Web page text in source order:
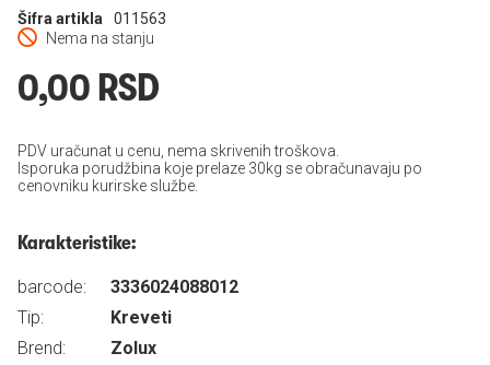
Nema na stanju
Šifra artikla 011563
0,00 RSD
PDV uračunat u cenu, nema skrivenih troškova.
Isporuka porudžbina koje prelaze 30kg se obračunavaju po
cenovniku kurirske službe.
Karakteristike:
barcode:
3336024088012
Tip:
Kreveti
Brend:
Zolux